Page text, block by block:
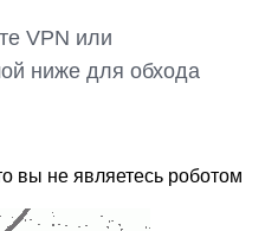
VPN или
ниже для обхода
вы не являетесь роботом